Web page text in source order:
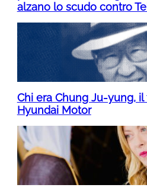
alzano lo scudo contro
Chi era Chung Ju-yung,
Hyundai Motor